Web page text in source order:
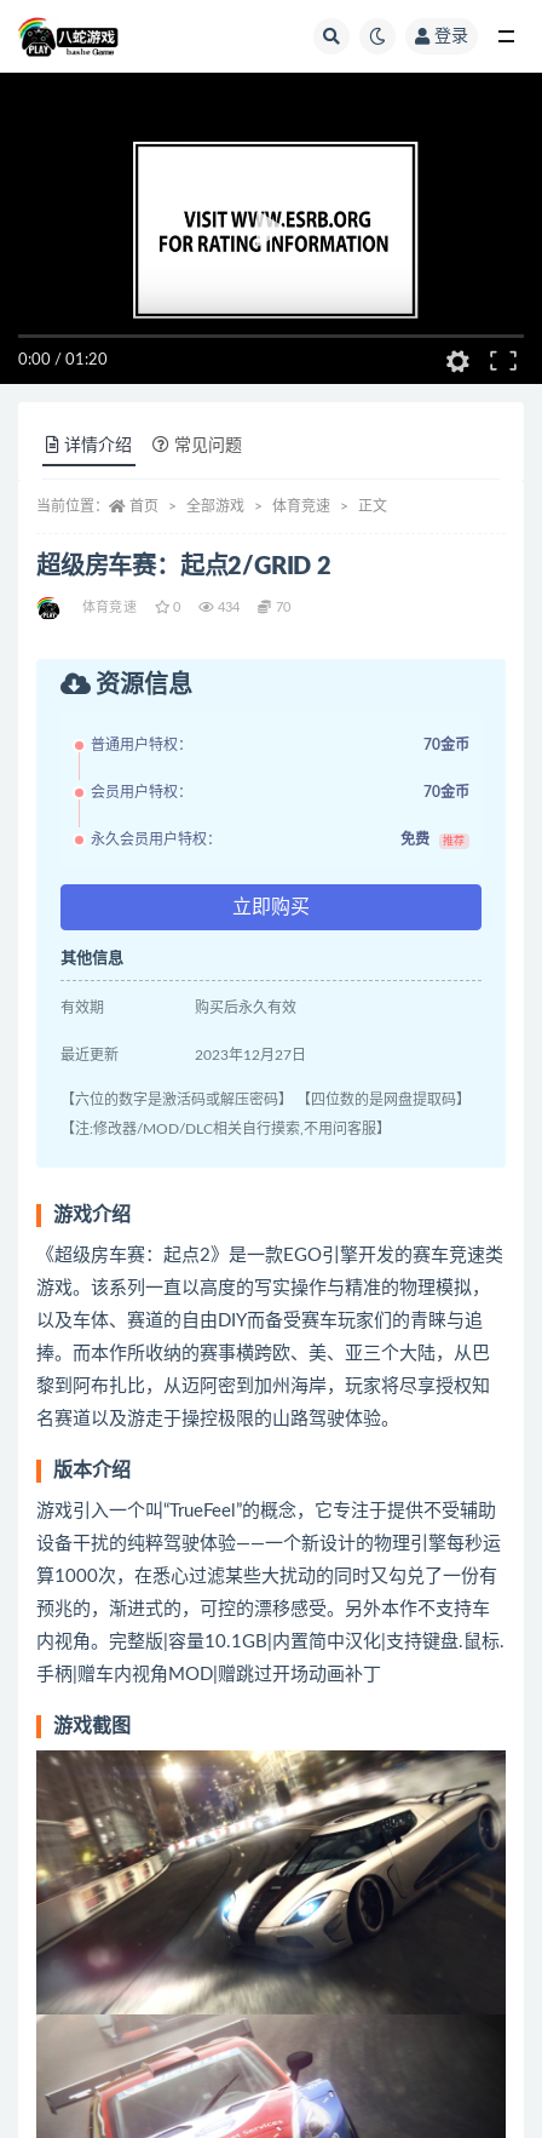
登录
0:00 / 01:20
详情介绍 常见问题
当前位置： 首页 全部游戏 体育竞速 正文
超级房车赛：起点2/GRID 2
体育竞速 0 434 70
资源信息
普通用户特权： 70金币
会员用户特权： 70金币
永久会员用户特权： 免费 推荐
立即购买
其他信息
有效期 购买后永久有效
最近更新 2023年12月27日
【六位的数字是激活码或解压密码】 【四位数的是网盘提取码】
【注:修改器/MOD/DLC相关自行摸索,不用问客服】
游戏介绍
《超级房车赛：起点2》是一款EGO引擎开发的赛车竞速类
游戏。该系列一直以高度的写实操作与精准的物理模拟，
以及车体、赛道的自由DIY而备受赛车玩家们的青睐与追
捧。而本作所收纳的赛事横跨欧、美、亚三个大陆，从巴
黎到阿布扎比，从迈阿密到加州海岸，玩家将尽享授权知
名赛道以及游走于操控极限的山路驾驶体验。
版本介绍
游戏引入一个叫“TrueFeel”的概念，它专注于提供不受辅助
设备干扰的纯粹驾驶体验——一个新设计的物理引擎每秒运
算1000次，在悉心过滤某些大扰动的同时又勾兑了一份有
预兆的，渐进式的，可控的漂移感受。另外本作不支持车
内视角。完整版|容量10.1GB|内置简中汉化|支持键盘.鼠标.
手柄|赠车内视角MOD|赠跳过开场动画补丁
游戏截图